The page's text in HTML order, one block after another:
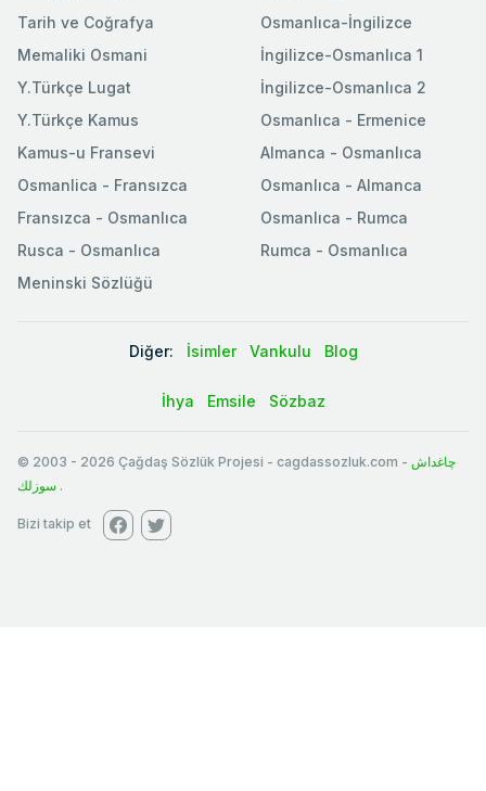
Tarih ve Coğrafya
Memaliki Osmani
Y.Türkçe Lugat
Y.Türkçe Kamus
Osmanlıca-İngilizce
İngilizce-Osmanlıca 1
İngilizce-Osmanlıca 2
Osmanlıca - Ermenice
Kamus-u Fransevi
Osmanlica - Fransızca
Fransızca - Osmanlıca
Rusca - Osmanlıca
Meninski Sözlüğü
Almanca - Osmanlıca
Osmanlıca - Almanca
Osmanlıca - Rumca
Rumca - Osmanlıca
Diğer: İsimler Vankulu Blog
İhya Emsile Sözbaz
© 2003 - 2026 Çağdaş Sözlük Projesi - cagdassozluk.com - چاغداش
سوزلك .
Bizi takip et